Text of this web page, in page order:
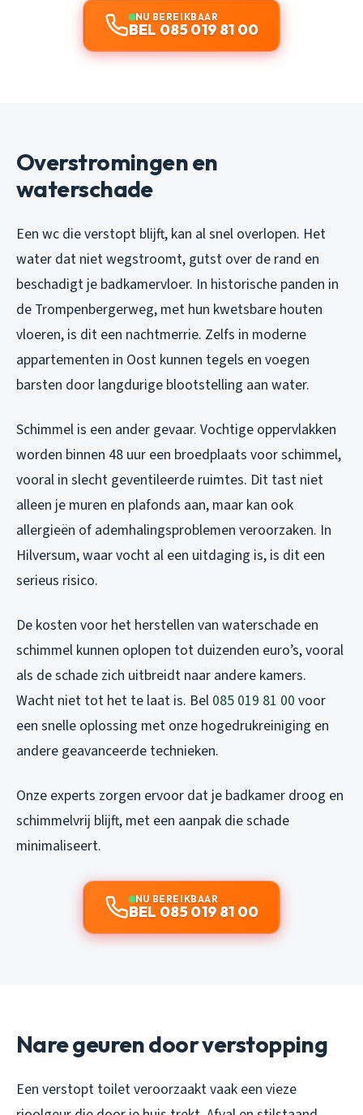
NU BEREIKBAAR
BEL 085 019 81 00
Overstromingen en
waterschade
Een wc die verstopt blijft, kan al snel overlopen. Het
water dat niet wegstroomt, gutst over de rand en
beschadigt je badkamervloer. In historische panden in
de Trompenbergerweg, met hun kwetsbare houten
vloeren, is dit een nachtmerrie. Zelfs in moderne
appartementen in Oost kunnen tegels en voegen
barsten door langdurige blootstelling aan water.
Schimmel is een ander gevaar. Vochtige oppervlakken
worden binnen 48 uur een broedplaats voor schimmel,
vooral in slecht geventileerde ruimtes. Dit tast niet
alleen je muren en plafonds aan, maar kan ook
allergieën of ademhalingsproblemen veroorzaken. In
Hilversum, waar vocht al een uitdaging is, is dit een
serieus risico.
De kosten voor het herstellen van waterschade en
schimmel kunnen oplopen tot duizenden euro’s, vooral
als de schade zich uitbreidt naar andere kamers.
Wacht niet tot het te laat is. Bel 085 019 81 00 voor
een snelle oplossing met onze hogedrukreiniging en
andere geavanceerde technieken.
Onze experts zorgen ervoor dat je badkamer droog en
schimmelvrij blijft, met een aanpak die schade
minimaliseert.
NU BEREIKBAAR
BEL 085 019 81 00
Nare geuren door verstopping
Een verstopt toilet veroorzaakt vaak een vieze